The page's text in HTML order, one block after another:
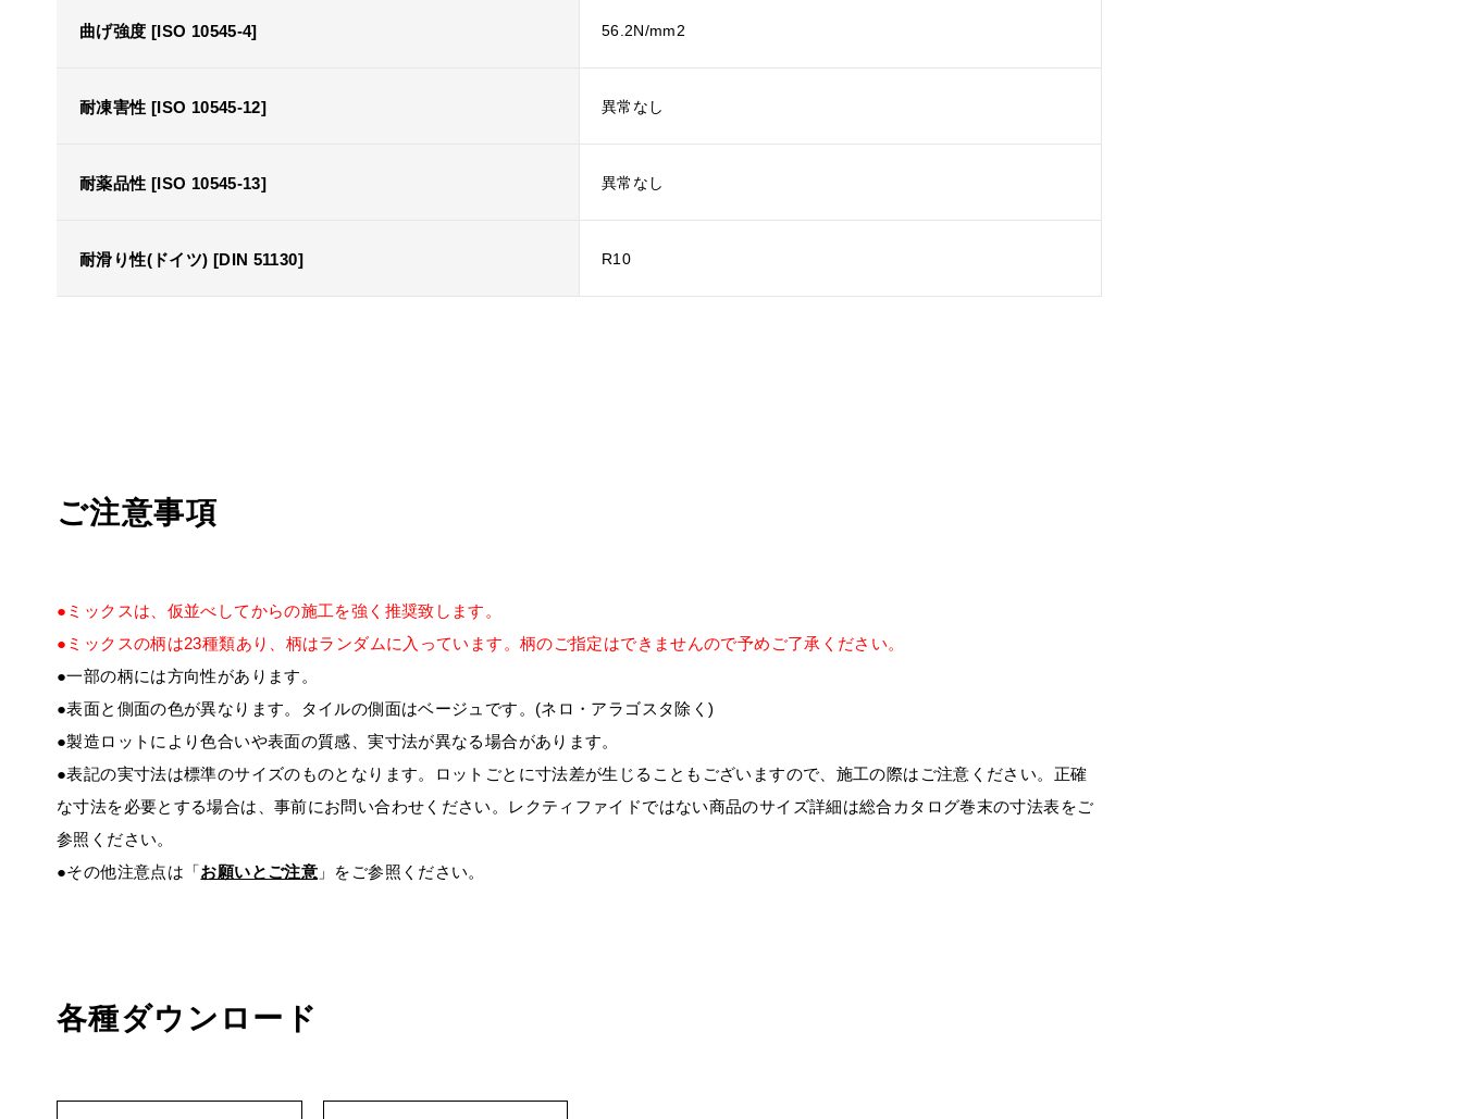
曲げ強度 [ISO 10545-4] 56.2N/mm2
耐凍害性 [ISO 10545-12] 異常なし
耐薬品性 [ISO 10545-13] 異常なし
耐滑り性(ドイツ) [DIN 51130] R10
ご注意事項
●ミックスは、仮並べしてからの施工を強く推奨致します。
●ミックスの柄は23種類あり、柄はランダムに入っています。柄のご指定はできませんので予めご了承ください。
●一部の柄には方向性があります。
●表面と側面の色が異なります。タイルの側面はベージュです。(ネロ・アラゴスタ除く)
●製造ロットにより色合いや表面の質感、実寸法が異なる場合があります。
●表記の実寸法は標準のサイズのものとなります。ロットごとに寸法差が生じることもございますので、施工の際はご注意ください。正確
な寸法を必要とする場合は、事前にお問い合わせください。レクティファイドではない商品のサイズ詳細は総合カタログ巻末の寸法表をご
参照ください。
●その他注意点は「お願いとご注意 」をご参照ください。
各種ダウンロード